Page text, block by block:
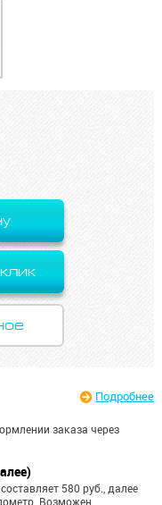
Подробнее
заказа через
580 руб., далее
Возможен